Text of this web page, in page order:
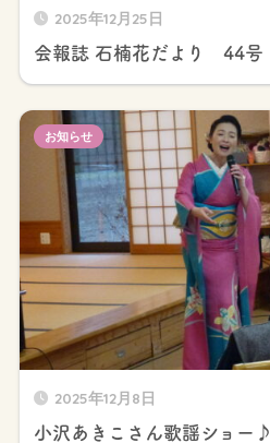
2025年12月25日
会報誌 石楠花だより 44号
2025年12月8日
小沢あきこさん歌謡ショー♪
お知らせ